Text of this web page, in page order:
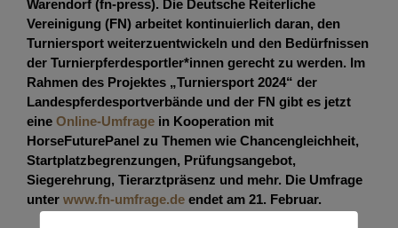
Warendorf (fn-press). Die Deutsche Reiterliche
Vereinigung (FN) arbeitet kontinuierlich daran, den
Turniersport weiterzuentwickeln und den Bedürfnissen
der Turnierpferdesportler*innen gerecht zu werden. Im
Rahmen des Projektes „Turniersport 2024“ der
Landespferdesportverbände und der FN gibt es jetzt
eine Online-Umfrage in Kooperation mit
HorseFuturePanel zu Themen wie Chancengleichheit,
Startplatzbegrenzungen, Prüfungsangebot,
Siegerehrung, Tierarztpräsenz und mehr. Die Umfrage
unter www.fn-umfrage.de endet am 21. Februar.